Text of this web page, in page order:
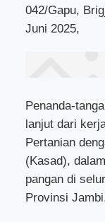
042/Gapu,
Juni 2025,
Penanda-
lanjut dari
Pertanian
(Kasad),
pangan di
Provinsi